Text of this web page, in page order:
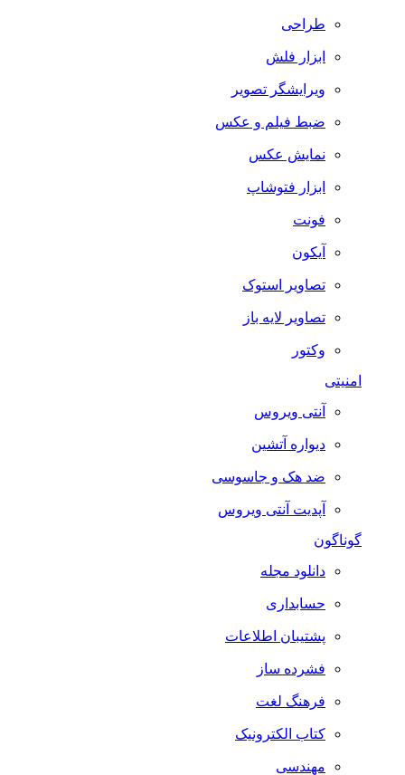
طراحی
ابزار فلش
ویرایشگر تصویر
ضبط فيلم و عكس
نمایش عکس
ابزار فتوشاپ
فونت
آیکون
تصاویر استوک
تصاویر لایه باز
وکتور
امنیتی
آنتی ویروس
دیواره آتشین
ضد هک و جاسوسی
آپدیت آنتی ویروس
گوناگون
دانلود مجله
حسابداری
پشتیبان اطلاعات
فشرده ساز
فرهنگ لغت
کتاب الکترونیک
مهندسی